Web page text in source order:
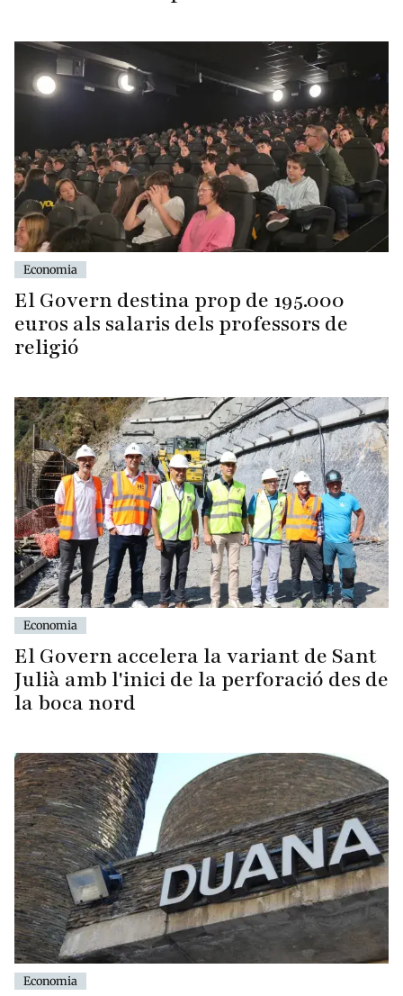
Economia
El Govern destina prop de 195.000
euros als salaris dels professors de
religió
Economia
El Govern accelera la variant de Sant
Julià amb l'inici de la perforació des de
la boca nord
Economia